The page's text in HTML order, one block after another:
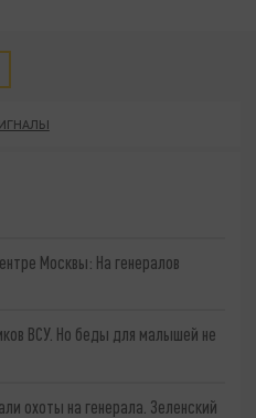
Москвы: На генералов
ВСУ. Но беды для малышей не
охоты на генерала. Зеленский